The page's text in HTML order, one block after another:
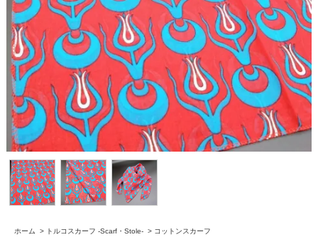
ホーム > トルコスカーフ -Scarf・Stole- > コットンスカーフ